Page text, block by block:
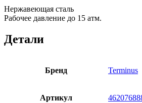
Нержавеющая сталь
Рабочее давление до 15 атм.
Детали
Бренд Terminus
Артикул